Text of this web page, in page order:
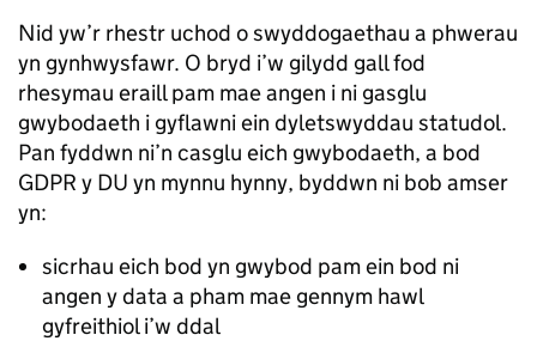
Nid yw’r rhestr uchod o swyddogaethau a phwerau
yn gynhwysfawr. O bryd i’w gilydd gall fod
rhesymau eraill pam mae angen i ni gasglu
gwybodaeth i gyflawni ein dyletswyddau statudol.
Pan fyddwn ni’n casglu eich gwybodaeth, a bod
GDPR y DU yn mynnu hynny, byddwn ni bob amser
yn:
sicrhau eich bod yn gwybod pam ein bod ni
angen y data a pham mae gennym hawl
gyfreithiol i’w ddal